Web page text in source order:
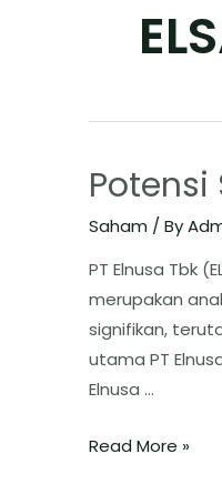
Potensi
Saham / By
​PT Elnusa Tbk
merupakan
signifikan,
utama PT
Elnusa …
Read More »